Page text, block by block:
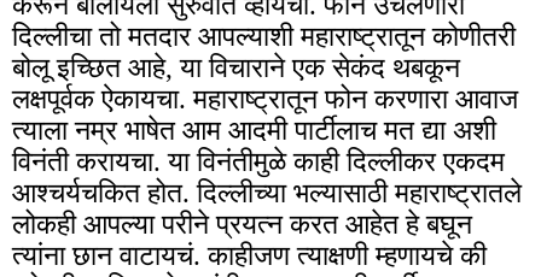
दिल्लीचा तो मतदार आपल्याशी महाराष्ट्रातून कोणीतरी
बोलू इच्छित आहे, या विचाराने एक सेकंद थबकून
लक्षपूर्वक ऐकायचा. महाराष्ट्रातून फोन करणारा आवाज
त्याला नम्र भाषेत आम आदमी पार्टीलाच मत द्या अशी
विनंती करायचा. या विनंतीमुळे काही दिल्लीकर एकदम
आश्चर्यचकित होत. दिल्लीच्या भल्यासाठी महाराष्ट्रातले
लोकही आपल्या परीने प्रयत्न करत आहेत हे बघून
त्यांना छान वाटायचं. काहीजण त्याक्षणी म्हणायचे की